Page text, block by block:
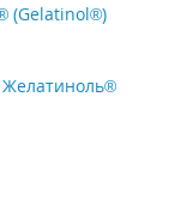
(Gelatinol®)